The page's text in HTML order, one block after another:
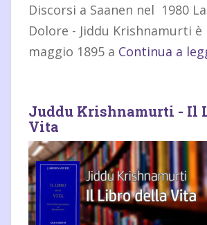
Discorsi a Saanen nel 1980
Dolore - Jiddu Krishnamurti è
maggio 1895 a Continua a
Juddu Krishnamurti - Il
Vita